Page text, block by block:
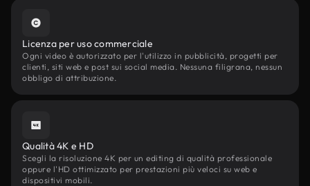
Licenza per uso commerciale
Ogni video è autorizzato per l'utilizzo in pubblicità, progetti per
clienti, siti web e post sui social media. Nessuna filigrana, nessun
obbligo di attribuzione.
Qualità 4K e HD
Scegli la risoluzione 4K per un editing di qualità professionale
oppure l'HD ottimizzato per prestazioni più veloci su web e
dispositivi mobili.